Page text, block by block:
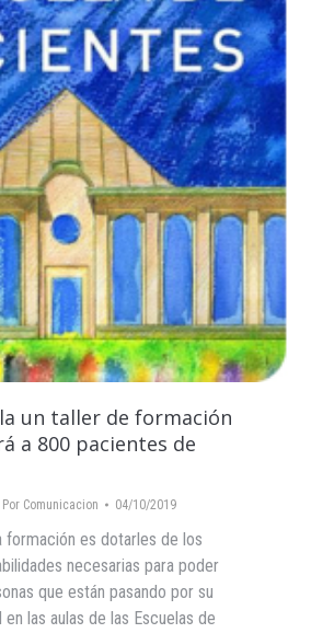
un taller de formación
a 800 pacientes de
Por Comunicacion 04/10/2019
formación es dotarles de los
necesarias para poder
que están pasando por su
las aulas de las Escuelas de